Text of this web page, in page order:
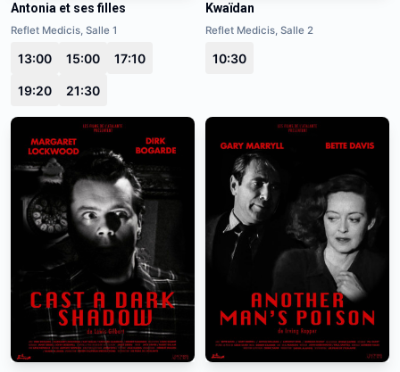
Antonia et ses filles
Reflet Medicis, Salle 1
13:00 15:00 17:10
19:20 21:30
Kwaïdan
Reflet Medicis, Salle 2
10:30